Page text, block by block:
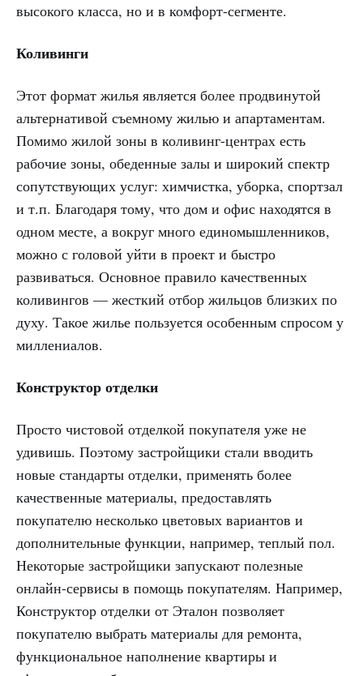
высокого класса, но и в комфорт-сегменте.
Коливинги
Этот формат жилья является более продвинутой
альтернативой съемному жилью и апартаментам.
Помимо жилой зоны в коливинг-центрах есть
рабочие зоны, обеденные залы и широкий спектр
сопутствующих услуг: химчистка, уборка, спортзал
и т.п. Благодаря тому, что дом и офис находятся в
одном месте, а вокруг много единомышленников,
можно с головой уйти в проект и быстро
развиваться. Основное правило качественных
коливингов — жесткий отбор жильцов близких по
духу. Такое жилье пользуется особенным спросом у
миллениалов.
Конструктор отделки
Просто чистовой отделкой покупателя уже не
удивишь. Поэтому застройщики стали вводить
новые стандарты отделки, применять более
качественные материалы, предоставлять
покупателю несколько цветовых вариантов и
дополнительные функции, например, теплый пол.
Некоторые застройщики запускают полезные
онлайн-сервисы в помощь покупателям. Например,
Конструктор отделки от Эталон позволяет
покупателю выбрать материалы для ремонта,
функциональное наполнение квартиры и